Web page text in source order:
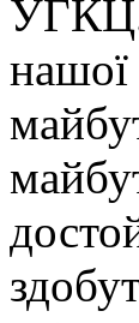
УГКЦ.
нашої